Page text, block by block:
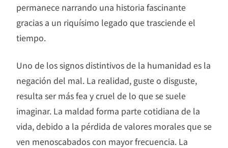
permanece narrando una historia fascinante
gracias a un riquísimo legado que trasciende el
tiempo.
Uno de los signos distintivos de la humanidad es la
negación del mal. La realidad, guste o disguste,
resulta ser más fea y cruel de lo que se suele
imaginar. La maldad forma parte cotidiana de la
vida, debido a la pérdida de valores morales que se
ven menoscabados con mayor frecuencia. La